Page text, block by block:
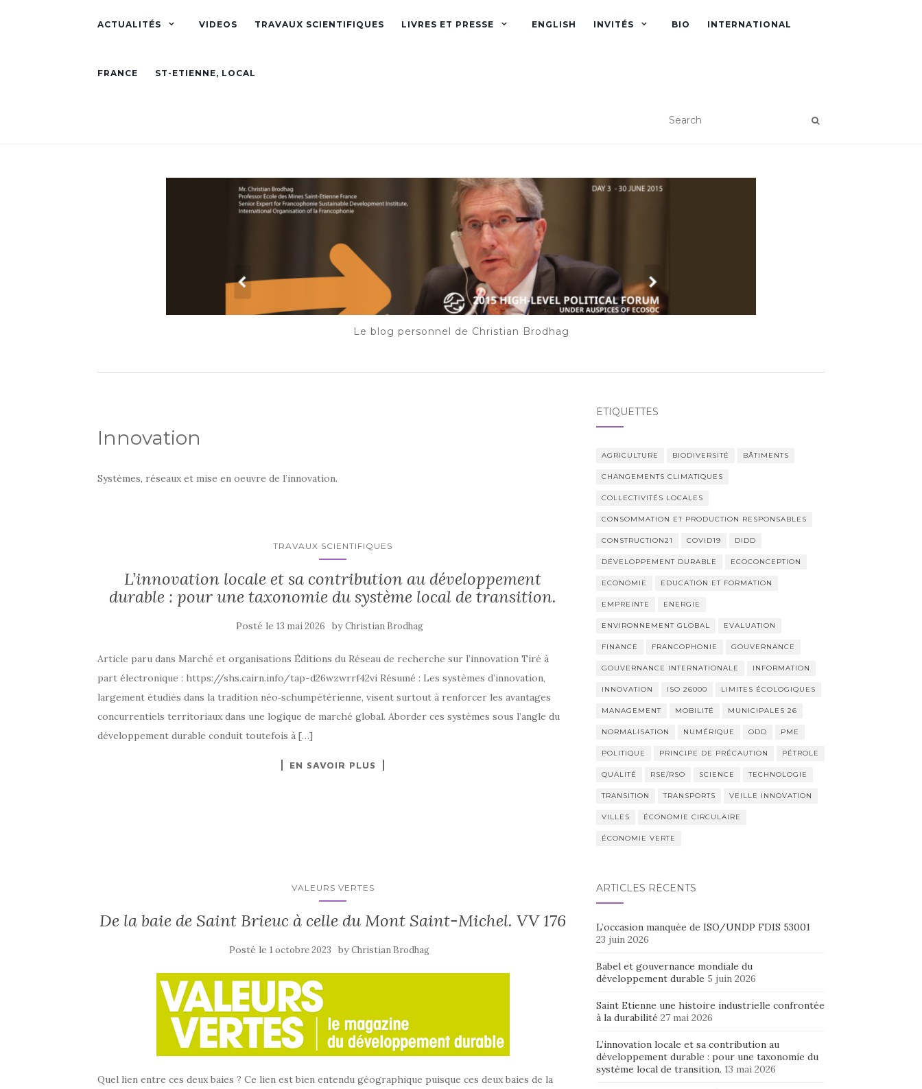
ACTUALITÉS VIDEOS TRAVAUX SCIENTIFIQUES LIVRES ET PRESSE ENGLISH INVITÉS BIO INTERNATIONAL
FRANCE ST-ETIENNE, LOCAL
Le blog personnel de Christian Brodhag
Innovation
Systèmes, réseaux et mise en oeuvre de l’innovation.
TRAVAUX SCIENTIFIQUES
L’innovation locale et sa contribution au développement
durable : pour une taxonomie du système local de transition.
Posté le 13 mai 2026 byChristian Brodhag
Article paru dans Marché et organisations Éditions du Réseau de recherche sur l’innovation Tiré à
part électronique : https://shs.cairn.info/tap-d26wzwrrf42vi Résumé : Les systèmes d’innovation,
largement étudiés dans la tradition néo‑schumpétérienne, visent surtout à renforcer les avantages
concurrentiels territoriaux dans une logique de marché global. Aborder ces systèmes sous l’angle du
développement durable conduit toutefois à […]
EN SAVOIR PLUS
VALEURS VERTES
De la baie de Saint Brieuc à celle du Mont Saint-Michel. VV 176
Posté le1 octobre 2023 byChristian Brodhag
Quel lien entre ces deux baies ? Ce lien est bien entendu géographique puisque ces deux baies de la
ÉTIQUETTES
AGRICULTURE BIODIVERSITÉ BÂTIMENTS
CHANGEMENTS CLIMATIQUES
COLLECTIVITÉS LOCALES
CONSOMMATION ET PRODUCTION RESPONSABLES
CONSTRUCTION21 COVID19 DIDD
DÉVELOPPEMENT DURABLE ECOCONCEPTION
ECONOMIE EDUCATION ET FORMATION
EMPREINTE ENERGIE
ENVIRONNEMENT GLOBAL EVALUATION
FINANCE FRANCOPHONIE GOUVERNANCE
GOUVERNANCE INTERNATIONALE INFORMATION
INNOVATION ISO 26000 LIMITES ÉCOLOGIQUES
MANAGEMENT MOBILITÉ MUNICIPALES 26
NORMALISATION NUMÉRIQUE ODD PME
POLITIQUE PRINCIPE DE PRÉCAUTION PÉTROLE
QUALITÉ RSE/RSO SCIENCE TECHNOLOGIE
TRANSITION TRANSPORTS VEILLE INNOVATION
VILLES ÉCONOMIE CIRCULAIRE
ÉCONOMIE VERTE
ARTICLES RÉCENTS
L’occasion manquée de ISO/UNDP FDIS 53001
23 juin 2026
Babel et gouvernance mondiale du
développement durable 5 juin 2026
Saint Etienne une histoire industrielle confrontée
à la durabilité 27 mai 2026
L’innovation locale et sa contribution au
développement durable : pour une taxonomie du
système local de transition. 13 mai 2026